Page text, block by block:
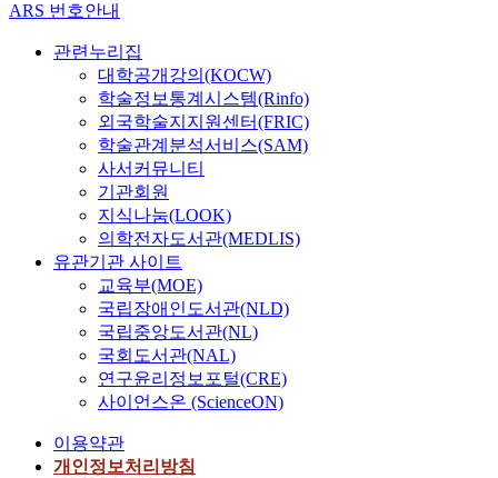
ARS 번호안내
관련누리집
대학공개강의(KOCW)
학술정보통계시스템(Rinfo)
외국학술지지원센터(FRIC)
학술관계분석서비스(SAM)
사서커뮤니티
기관회원
지식나눔(LOOK)
의학전자도서관(MEDLIS)
유관기관 사이트
교육부(MOE)
국립장애인도서관(NLD)
국립중앙도서관(NL)
국회도서관(NAL)
연구윤리정보포털(CRE)
사이언스온 (ScienceON)
이용약관
개인정보처리방침